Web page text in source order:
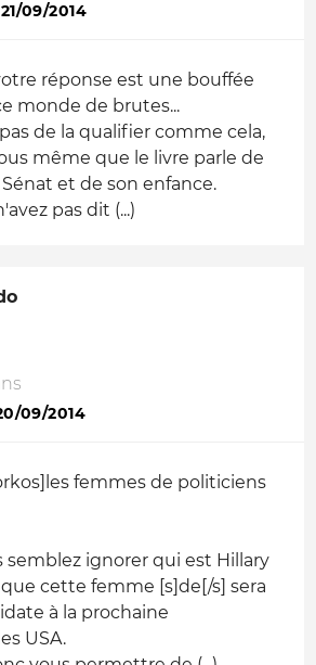
09/2014
réponse est une bouffée
monde de brutes...
de la qualifier comme cela,
même que le livre parle de
et de son enfance.
pas dit (...)
09/2014
femmes de politiciens
semblez ignorer qui est Hillary
cette femme [s]de[/s] sera
à la prochaine
USA.